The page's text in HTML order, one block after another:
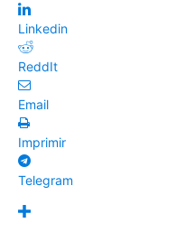
Linkedin
ReddIt
Email
Imprimir
Telegram